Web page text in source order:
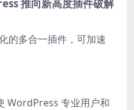
推向新高度插件破解
的多合一插件，可加速
WordPress 专业用户和